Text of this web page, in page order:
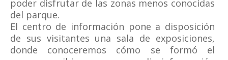
poder disfrutar de las zonas menos conocidas
del parque.
El centro de información pone a disposición
de sus visitantes una sala de exposiciones,
donde conoceremos cómo se formó el